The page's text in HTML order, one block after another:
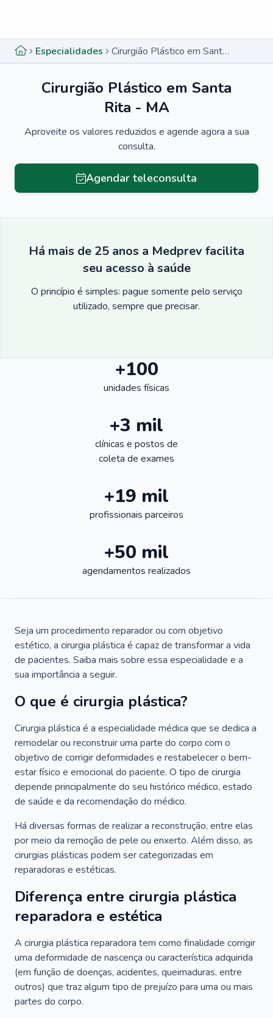
Especialidades Cirurgião Plástico em Santa Rita - MA
Cirurgião Plástico em Santa
Rita - MA
Aproveite os valores reduzidos e agende agora a sua
consulta.
Agendar teleconsulta
Há mais de 25 anos a Medprev facilita
seu acesso à saúde
O princípio é simples: pague somente pelo serviço
utilizado, sempre que precisar.
+100
unidades físicas
+3 mil
clínicas e postos de
coleta de exames
+19 mil
profissionais parceiros
+50 mil
agendamentos realizados
Seja um procedimento reparador ou com objetivo
estético, a cirurgia plástica é capaz de transformar a vida
de pacientes. Saiba mais sobre essa especialidade e a
sua importância a seguir.
O que é cirurgia plástica?
Cirurgia plástica é a especialidade médica que se dedica a
remodelar ou reconstruir uma parte do corpo com o
objetivo de corrigir deformidades e restabelecer o bem-
estar físico e emocional do paciente. O tipo de cirurgia
depende principalmente do seu histórico médico, estado
de saúde e da recomendação do médico.
Há diversas formas de realizar a reconstrução, entre elas
por meio da remoção de pele ou enxerto. Além disso, as
cirurgias plásticas podem ser categorizadas em
reparadoras e estéticas.
Diferença entre cirurgia plástica
reparadora e estética
A cirurgia plástica reparadora tem como finalidade corrigir
uma deformidade de nascença ou característica adquirida
(em função de doenças, acidentes, queimaduras, entre
outros) que traz algum tipo de prejuízo para uma ou mais
partes do corpo.